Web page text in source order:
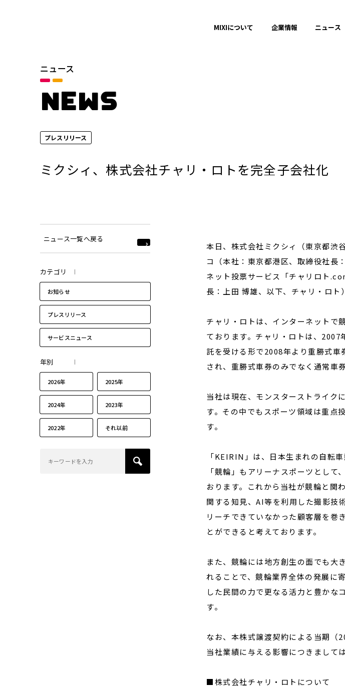
MIXIについて 企業情報 ニュース
ニュース
NEWS
プレスリリース
ミクシィ、株式会社チャリ・ロトを完全子会社化
ニュース一覧へ戻る
カテゴリ
お知らせ
プレスリリース
サービスニュース
年別
2026年 2025年
2024年 2023年
2022年 それ以前
本日、株式会社ミクシィ（東京都渋
コ（本社：東京都港区、取締役社長
ネット投票サービス「チャリロト
長：上田 博雄、以下、チャリ・ロト
チャリ・ロトは、インターネットで
ております。チャリ・ロトは、
託を受ける形で2008年より重勝式
され、重勝式車券のみでなく通常車
当社は現在、モンスターストライク
す。その中でもスポーツ領域は重点
す。
「KEIRIN」は、日本生まれの自転
「競輪」もアリーナスポーツとし
おります。これから当社が競輪と関
関する知見、AI等を利用した撮影技
リーチできていなかった顧客層を巻
とができると考えております。
また、競輪には地方創生の面でも大
れることで、競輪業界全体の発展に
した民間の力で更なる活力と豊かな
す。
なお、本株式譲渡契約による当期（
当社業績に与える影響につきまして
■株式会社チャリ・ロトについて
カテゴリ
サービスニュース
閉